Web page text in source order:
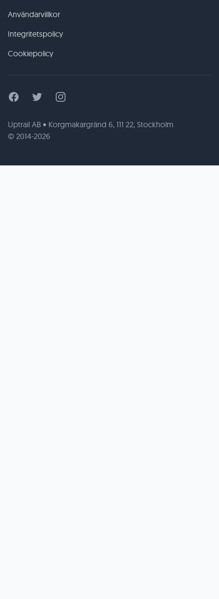
Användarvillkor
Integritetspolicy
Cookiepolicy
FacebookTwitter Instagram
Uptrail AB • Korgmakargränd 6, 111 22, Stockholm
© 2014-2026